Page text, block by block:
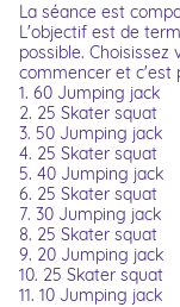
La séance est
L'objectif est de
possible.
commencer et c'est
1. 60 Jumping jack
2. 25 Skater squat
3. 50 Jumping jack
4. 25 Skater squat
5. 40 Jumping jack
6. 25 Skater squat
7. 30 Jumping jack
8. 25 Skater squat
9. 20 Jumping jack
10. 25 Skater squat
11. 10 Jumping jack